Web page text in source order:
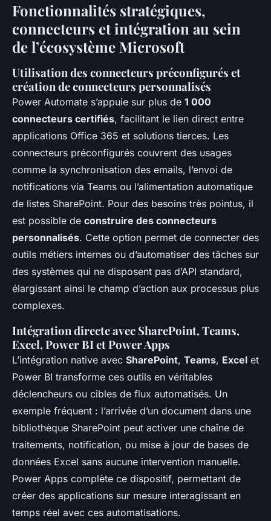
Fonctionnalités stratégiques,
connecteurs et intégration au sein
de l’écosystème Microsoft
Utilisation des connecteurs préconfigurés et
création de connecteurs personnalisés
Power Automate s’appuie sur plus de 1 000
connecteurs certifiés, facilitant le lien direct entre
applications Office 365 et solutions tierces. Les
connecteurs préconfigurés couvrent des usages
comme la synchronisation des emails, l’envoi de
notifications via Teams ou l’alimentation automatique
de listes SharePoint. Pour des besoins très pointus, il
est possible de construire des connecteurs
personnalisés. Cette option permet de connecter des
outils métiers internes ou d’automatiser des tâches sur
des systèmes qui ne disposent pas d’API standard,
élargissant ainsi le champ d’action aux processus plus
complexes.
Intégration directe avec SharePoint, Teams,
Excel, Power BI et Power Apps
L’intégration native avec SharePoint, Teams, Excel et
Power BI transforme ces outils en véritables
déclencheurs ou cibles de flux automatisés. Un
exemple fréquent : l’arrivée d’un document dans une
bibliothèque SharePoint peut activer une chaîne de
traitements, notification, ou mise à jour de bases de
données Excel sans aucune intervention manuelle.
Power Apps complète ce dispositif, permettant de
créer des applications sur mesure interagissant en
temps réel avec ces automatisations.